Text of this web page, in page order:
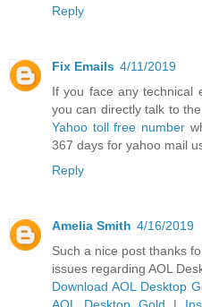
Reply
Fix Emails 4/11/2019
If you face any technical
you can directly talk to
Yahoo toll free number
367 days for yahoo mail
Reply
Amelia Smith 4/16/2019
Such a nice post thanks
issues regarding AOL
Download AOL Desktop
AOL Desktop Gold |